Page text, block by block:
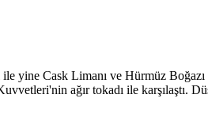
yine Cask Limanı ve Hürmüz
ağır tokadı ile karşılaştı.